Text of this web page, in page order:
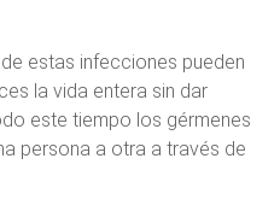
estas infecciones pueden
la vida entera sin dar
este tiempo los gérmenes
persona a otra a través de